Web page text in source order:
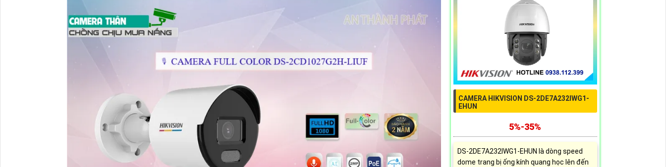
CAMERA HIKVISION DS-2DE7A232IWG1-
EHUN
5%-35%
DS-2DE7A232IWG1-EHUN là dòng speed
dome trang bị ống kính quang học lên đến